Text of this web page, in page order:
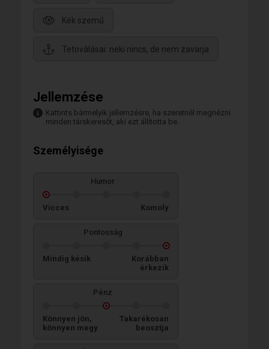
Kék szemű
Tetoválásai: neki nincs, de nem zavarja
Jellemzése
Kattints bármelyik jellemzésre, ha szeretnél megnézni
minden társkeresőt, aki ezt állította be.
Személyisége
Humor
Vicces Komoly
Pontosság
Mindig késik
Korábban
érkezik
Pénz
Könnyen jön,
könnyen megy
Takarékosan
beosztja